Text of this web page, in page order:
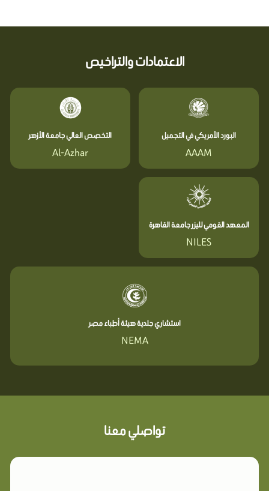
الاعتمادات والتراخيص
البورد الأمريكي في التجميل
AAAM
التخصص العالي جامعة الأزهر
Al-Azhar
المعهد القومي لليزر جامعة القاهرة
NILES
استشاري جلدية هيئة أطباء مصر
NEMA
تواصلي معنا